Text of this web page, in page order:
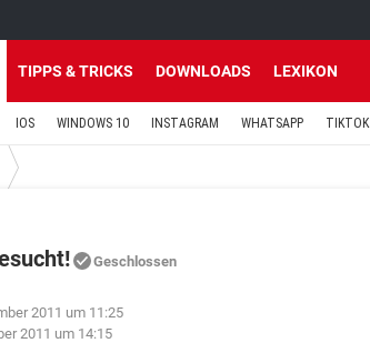
TIPPS & TRICKS DOWNLOADS LEXIKON
IOS WINDOWS 10 INSTAGRAM WHATSAPP TIKTOK
Geschlossen
2011 um 11:25
2011 um 14:15